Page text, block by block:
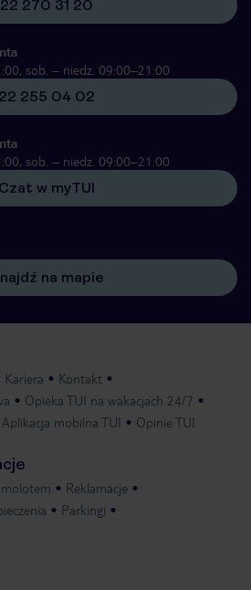
22 270 31 20
sob. – niedz. 09:00–21:00
22 255 04 02
sob. – niedz. 09:00–21:00
Czat w myTUI
na mapie
Kariera
Kontakt
Opieka TUI na wakacjach 24/7
Aplikacja mobilna TUI Opinie TUI
Reklamacje
Parkingi